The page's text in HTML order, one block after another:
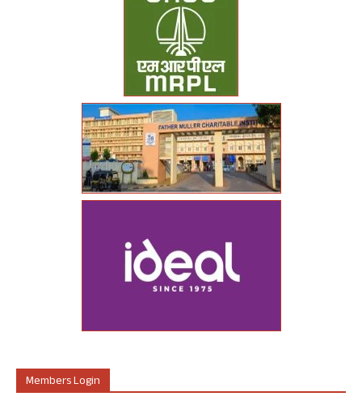
Members Login